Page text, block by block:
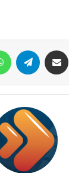
WhatsAppTelegram